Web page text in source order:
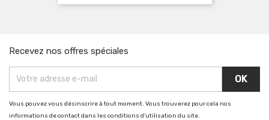
Recevez nos offres spéciales
Vous pouvez vous désinscrire à tout moment. Vous trouverez pour cela nos
informations de contact dans les conditions d'utilisation du site.